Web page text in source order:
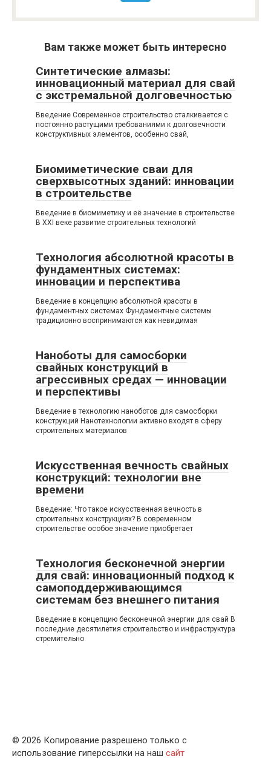
Вам также может быть интересно
Синтетические алмазы:
инновационный материал для свай
с экстремальной долговечностью
Введение Современное строительство сталкивается с
постоянно растущими требованиями к долговечности
конструктивных элементов, особенно свай,
Биомиметические сваи для
сверхвысотных зданий: инновации
в строительстве
Введение в биомиметику и её значение в строительстве
В XXI веке развитие строительных технологий
Технология абсолютной красоты в
фундаментных системах:
инновации и перспектива
Введение в концепцию абсолютной красоты в
фундаментных системах Фундаментные системы
традиционно воспринимаются как невидимая
Наноботы для самосборки
свайных конструкций в
агрессивных средах — инновации
и перспективы
Введение в технологию наноботов для самосборки
конструкций Нанотехнологии активно входят в сферу
строительных материалов
Искусственная вечность свайных
конструкций: технологии вне
времени
Введение: Что такое искусственная вечность в
строительных конструкциях? В современном
строительстве особое значение приобретает
Технология бесконечной энергии
для свай: инновационный подход к
самоподдерживающимся
системам без внешнего питания
Введение в концепцию бесконечной энергии для свай В
последние десятилетия строительство и инфраструктура
стремительно
© 2026 Копирование разрешено только с
использование гиперссылки на наш сайт